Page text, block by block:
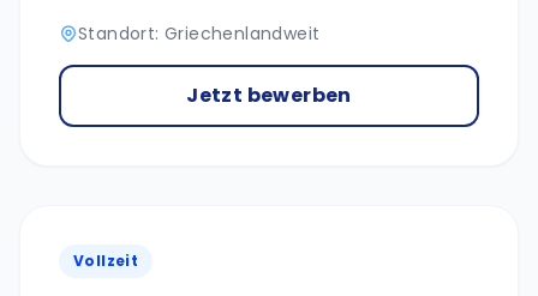
Standort: Griechenlandweit
Jetzt bewerben
Vollzeit